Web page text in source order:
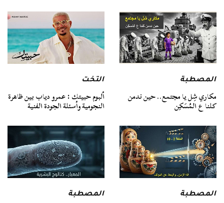
المصطبة
مكاري شِل يا مجتمع.. حين ندمن
كلنا ع المُسَكِن
التخت
ألبوم حبيتك : عمرو دياب بين ظاهرة
النجومية وأسئلة الجودة الفنية
المصطبة المصطبة